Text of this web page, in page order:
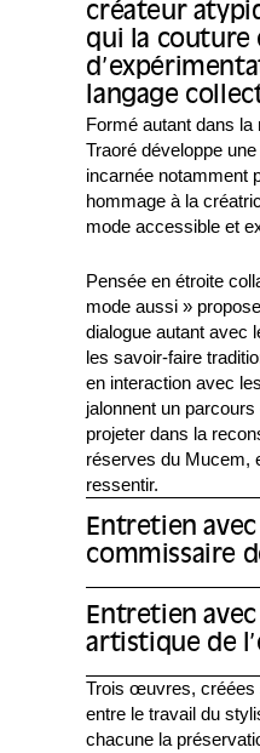
créateur
qui la couture
langage
Formé autant dans
Traoré développe
incarnée notamment
hommage à la
mode accessible et
Pensée en étroite
mode aussi »
dialogue autant avec
les savoir-faire
en interaction avec
jalonnent un
projeter dans la
réserves du Mucem,
ressentir.
Entretien
commissaire
Entretien
artistique de
Trois œuvres, créées
entre le travail du
chacune la